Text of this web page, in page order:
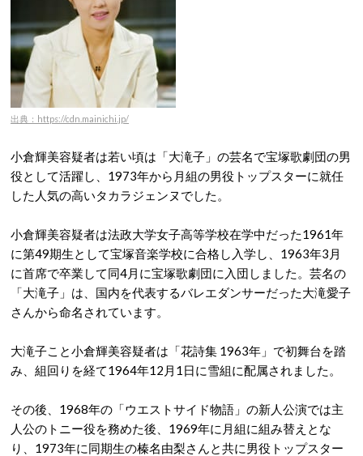
出典：https://cdn.mainichi.jp/
小倉輝美容疑者は若い頃は「大滝子」の芸名で宝塚歌劇団の男
役として活躍し、1973年から月組の男役トップスターに就任
した人気の高いタカラジェンヌでした。
小倉輝美容疑者は法政大学女子高等学校在学中だった1961年
に第49期生として宝塚音楽学校に合格し入学し、1963年3月
に首席で卒業して同4月に宝塚歌劇団に入団しました。芸名の
「大滝子」は、国内を代表するバレエダンサーだった大滝愛子
さんから命名されています。
大滝子こと小倉輝美容疑者は「花詩集 1963年」で初舞台を踏
み、組回りを経て1964年12月1日に雪組に配属されました。
その後、1968年の「ウエストサイド物語」の新人公演では主
人公のトニー役を務めた後、1969年に月組に組み替えとな
り、1973年に同期生の榛名由梨さんと共に男役トップスター